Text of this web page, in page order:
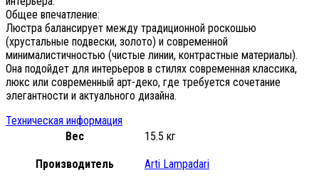
Общее впечатление:
Люстра балансирует между традиционной роскошью
(хрустальные подвески, золото) и современной
минималистичностью (чистые линии, контрастные материалы).
Она подойдет для интерьеров в стилях современная классика,
люкс или современный арт-деко, где требуется сочетание
элегантности и актуального дизайна.
Техническая информация
Вес
15.5 кг
Производитель Arti Lampadari